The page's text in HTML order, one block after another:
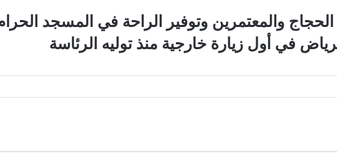
في أول زيارة خارجية منذ توليه الرئاسة